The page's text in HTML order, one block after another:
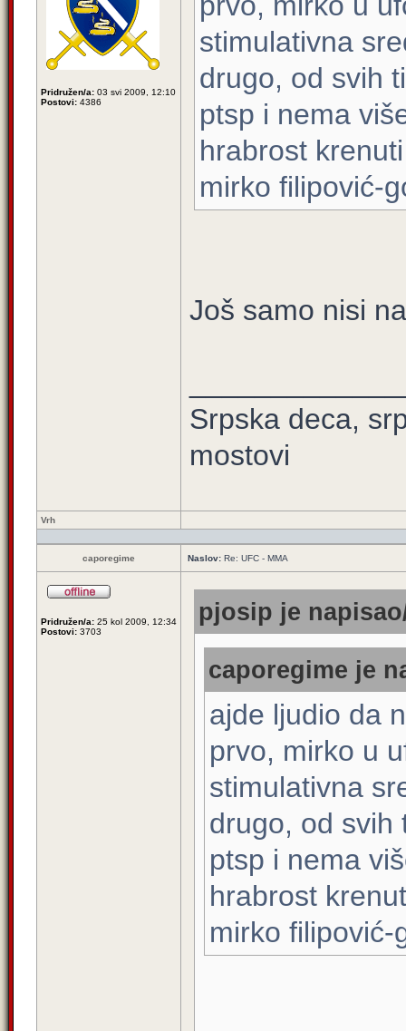
Pridružen/a: 03 svi 2009, 12:10
Postovi: 4386
stimulativna
drugo, od svih
ptsp i nema
hrabrost
mirko filipović-
Još samo nisi
Srpska deca,
mostovi
Vrh
caporegime Naslov: Re: UFC - MMA
Pridružen/a: 25 kol 2009, 12:34
Postovi: 3703
pjosip je
caporegime je
ajde ljudio da
prvo, mirko u
stimulativna
drugo, od svih
ptsp i nema
hrabrost
mirko filipović-